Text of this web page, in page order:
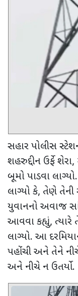
સહાર પોલીસ
શહરુદ્દીન ઉર્ફે શેરા,
બૂમો પાડવા લાગ્યો.
લાગ્યો કે, તેણે તેની
યુવાનનો અવાજ
આવવા કહ્યું, ત્યારે
લાગ્યો. આ
પહોંચી અને તેને
અને નીચે ન ઉતર્યો.